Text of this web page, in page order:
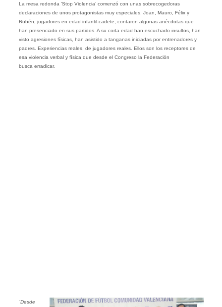
La mesa redonda ‘Stop Violencia’ comenzó con unas sobrecogedoras
declaraciones de unos protagonistas muy especiales. Joan, Mauro, Félix y
Rubén, jugadores en edad infantil-cadete, contaron algunas anécdotas que
han presenciado en sus partidos. A su corta edad han escuchado insultos, han
visto agresiones físicas, han asistido a tanganas iniciadas por entrenadores y
padres. Experiencias reales, de jugadores reales. Ellos son los receptores de
esa violencia verbal y física que desde el Congreso la Federación
busca erradicar.
“Desde